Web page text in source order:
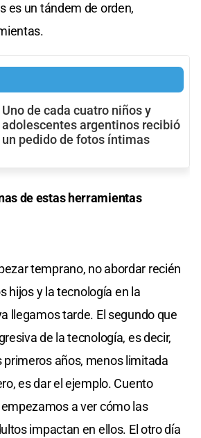
es un tándem de orden,
Uno de cada cuatro niños y
adolescentes argentinos recibió
un pedido de fotos íntimas
de estas herramientas
temprano, no abordar recién
hijos y la tecnología en la
llegamos tarde. El segundo que
de la tecnología, es decir,
primeros años, menos limitada
es dar el ejemplo. Cuento
a ver cómo las
impactan en ellos. El otro día